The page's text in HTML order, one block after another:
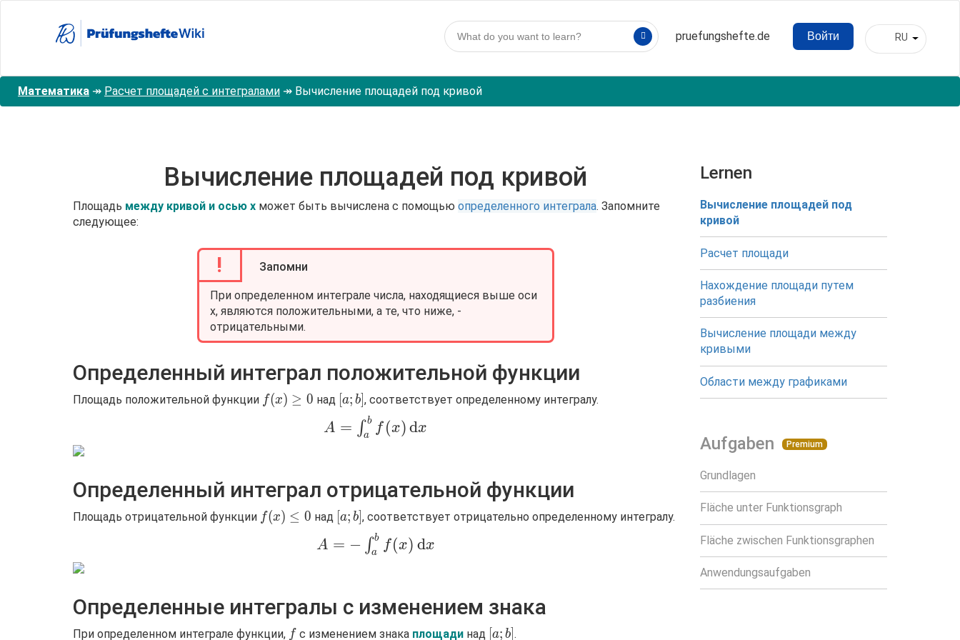
основному
Hauptnavigation
pruefungshefte.de
Benutzermenü
Войти RU Список
Математика ↠ Расчет площадей с интегралами ↠ Вычисление площадей под кривой
Вычисление площадей под кривой
Площадь между кривой и осью x может быть вычислена с помощью определенного интеграла. Запомните
следующее:
! Запомни
При определенном интеграле числа, находящиеся выше оси
х, являются положительными, а те, что ниже, -
отрицательными.
Определенный интеграл положительной функции
Площадь положительной функции f(x)\ge0
f(x) ≥ 0 над [a;
a; b ], соответствует определенному интегралу.
A=\int_a^b
f(x)\,\mathrm{d}x
A = ∫a
b
f (x) dx
Определенный интеграл отрицательной функции
Площадь отрицательной функции f(x)\le0
f(x) ≤ 0 над [a;
a; b ], соответствует отрицательно определенному интегралу.
A=-\int_a^b
f(x)\,\mathrm{d}x
A = − ∫a
b
f (x) dx
Определенные интегралы с изменением знака
При определенном интеграле функции, ff с изменением знака площади над [a;
[a; b ].
Lernen
Вычисление площадей под
кривой
Расчет площади
Нахождение площади путем
разбиения
Вычисление площади между
кривыми
Области между графиками
Aufgaben Premium
Grundlagen
Fläche unter Funktionsgraph
Fläche zwischen Funktionsgraphen
Anwendungsaufgaben